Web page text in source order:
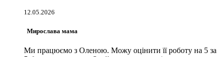
12.05.2026
Мирослава мама
Ми працюємо з Оленою. Можу оцінити її роботу на 5 за